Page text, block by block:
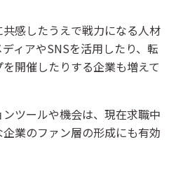
感したうえで戦力になる人材
ィアやSNSを活用したり、転
開催したりする企業も増えて
ツールや機会は、現在求職中
業のファン層の形成にも有効